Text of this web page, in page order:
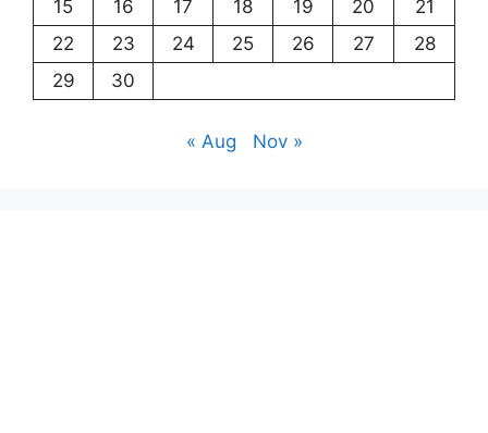
15 16 17 18 19 20
21
22
23 24 25 26 27
28
29
30
« Aug Nov »